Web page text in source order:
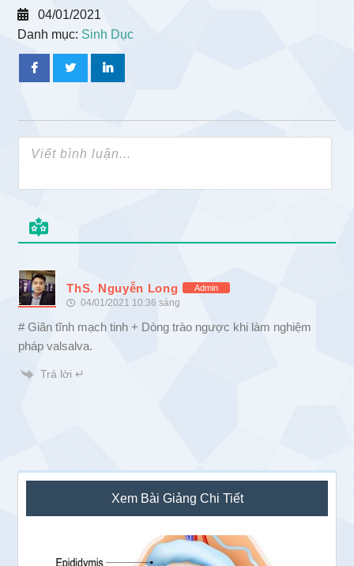
04/01/2021
Danh mục: Sinh Dục
ThS. Nguyễn Long Admin
04/01/2021 10:36 sáng
# Giãn tĩnh mạch tinh + Dòng trào ngược khi làm nghiệm
pháp valsalva.
Trả lời ↵
Sidebar
chính
Xem Bài Giảng Chi Tiết